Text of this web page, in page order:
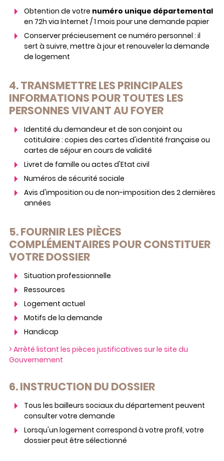
Obtention de votre numéro unique départemental
en 72h via Internet / 1 mois pour une demande papier
Conserver précieusement ce numéro personnel : il
sert à suivre, mettre à jour et renouveler la demande
de logement
4. TRANSMETTRE LES PRINCIPALES
INFORMATIONS POUR TOUTES LES
PERSONNES VIVANT AU FOYER
Identité du demandeur et de son conjoint ou
cotitulaire : copies des cartes d'identité française ou
cartes de séjour en cours de validité
Livret de famille ou actes d'Etat civil
Numéros de sécurité sociale
Avis d'imposition ou de non-imposition des 2 dernières
années
5. FOURNIR LES PIÈCES
COMPLÉMENTAIRES POUR CONSTITUER
VOTRE DOSSIER
Situation professionnelle
Ressources
Logement actuel
Motifs de la demande
Handicap
> Arrêté listant les pièces justificatives sur le site du
Gouvernement
6. INSTRUCTION DU DOSSIER
Tous les bailleurs sociaux du département peuvent
consulter votre demande
Lorsqu'un logement correspond à votre profil, votre
dossier peut être sélectionné